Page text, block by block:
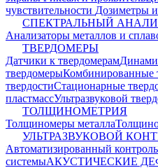
чувствительности Дозиметры
СПЕКТРАЛЬНЫЙ
Анализаторы металлов и
ТВЕРДОМЕРЫ
Датчики к твердомерам
твердомерыКомбинированные
твердостиСтационарные
пластмассУльтразвуковой
ТОЛЩИНОМЕТРИЯ
Толщиномеры металла
УЛЬТРАЗВУКОВОЙ
Автоматизированный контроль
системыАКУСТИЧЕСКИЕ